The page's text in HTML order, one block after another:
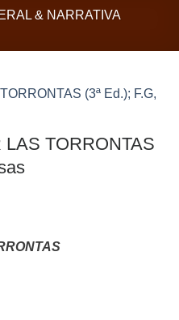
& NARRATIVA
TORRONTAS